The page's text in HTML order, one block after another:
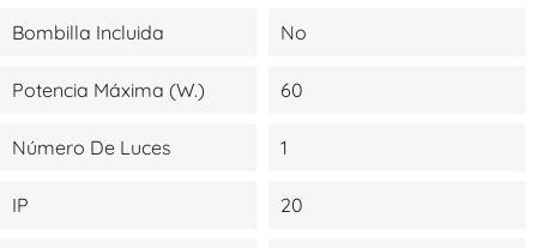
Bombilla Incluida No
Potencia Máxima (W.) 60
Número De Luces 1
IP 20